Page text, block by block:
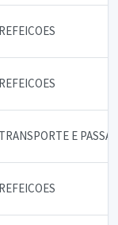
REFEICOES
REFEICOES
TRANSPORTE E
REFEICOES